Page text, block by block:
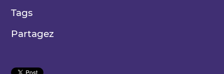
Tags
Partagez